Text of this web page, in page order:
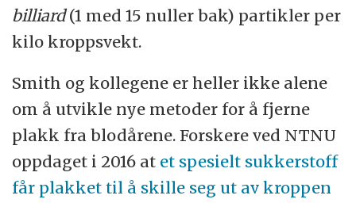
billiard(1 med 15 nuller bak) partikler per
kilo kroppsvekt.
Smith og kollegene er heller ikke alene
om å utvikle nye metoder for å fjerne
plakk fra blodårene. Forskere ved NTNU
oppdaget i 2016 at et spesielt sukkerstoff
får plakket til å skille seg ut av kroppen